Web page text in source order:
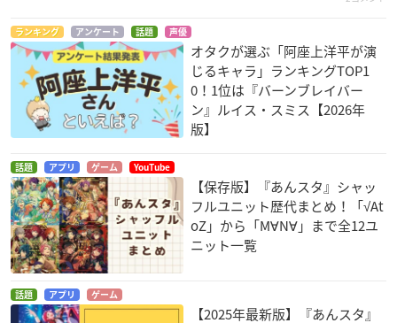
ランキング アンケート 話題 声優
オタクが選ぶ「阿座上洋平が演
じるキャラ」ランキングTOP1
0！1位は『バーンブレイバー
ン』ルイス・スミス【2026年
版】
話題 アプリ ゲーム YouTube
【保存版】『あんスタ』シャッ
フルユニット歴代まとめ！「√At
oZ」から「M∀N∀」まで全12ユ
ニット一覧
話題 アプリ ゲーム
【2025年最新版】『あんスタ』